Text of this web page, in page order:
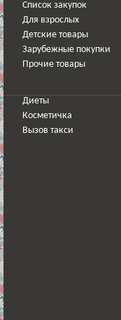
Список закупок
Для взрослых
Детские товары
Зарубежные покупки
Прочие товары
Диеты
Косметичка
Вызов такси